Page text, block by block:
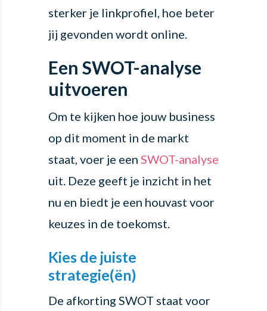
sterker je linkprofiel, hoe beter
jij gevonden wordt online.
Een SWOT-analyse
uitvoeren
Om te kijken hoe jouw business
op dit moment in de markt
staat, voer je een SWOT-analyse
uit. Deze geeft je inzicht in het
nu en biedt je een houvast voor
keuzes in de toekomst.
Kies de juiste
strategie(ën)
De afkorting SWOT staat voor